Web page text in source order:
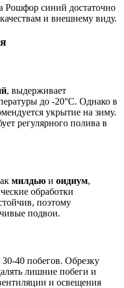
Рошфор синий достаточно
и внешнему виду.
, выдерживает
до -20°C. Однако в
укрытие на зиму.
регулярного полива в
милдью и оидиум,
обработки
поэтому
подвои.
30-40 побегов. Обрезку
лишние побеги и
и освещения